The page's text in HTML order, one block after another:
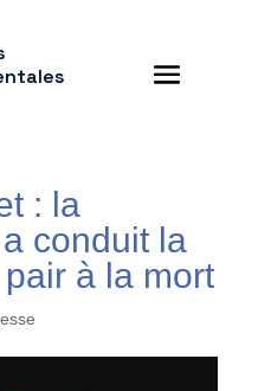
: la
conduit la
à la mort